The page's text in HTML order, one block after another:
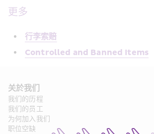
更多
行李索赔
Controlled and Banned Items
关於我们
我们的历程
我们的员工
为何加入我们
职位空缺